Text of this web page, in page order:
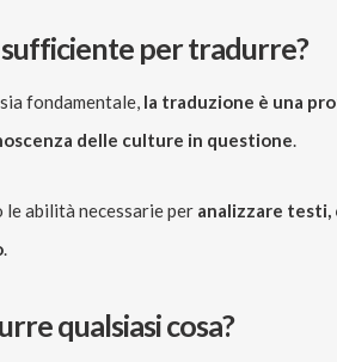
sufficiente per tradurre?
fondamentale, la traduzione è una
delle culture in questione.
abilità necessarie per analizzare testi,
.
qualsiasi cosa?